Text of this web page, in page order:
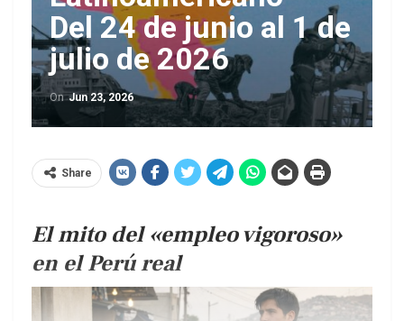
Del 24 de junio al 1 de
julio de 2026
OnJun 23, 2026
Share
El mito del «empleo vigoroso»
en el Perú real